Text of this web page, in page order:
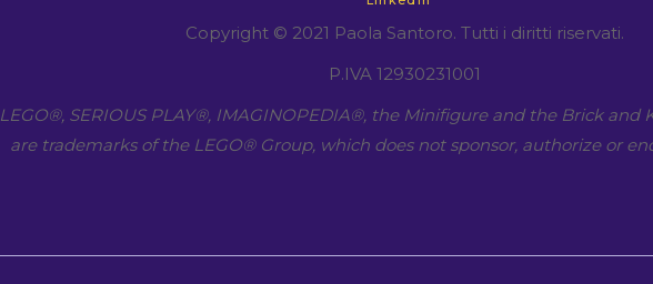
Copyright © 2021 Paola Santoro. Tutti i diritti riservati.
P.IVA 12930231001
LEGO​®, SERIOUS PLAY​®, IMAGINOPEDIA​®, the Minifigure and the Brick and
are trademarks of the LEGO​® Group, which does not sponsor, authorize or